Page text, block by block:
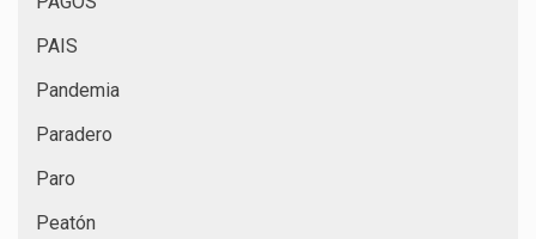
PAIS
Pandemia
Paradero
Paro
Peatón